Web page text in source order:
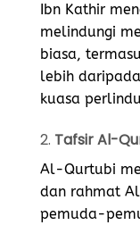
Ibn Kathir
melindungi
biasa,
lebih
kuasa
2. Tafsir Al-
Al-Qurtubi
dan rahmat
pemuda-